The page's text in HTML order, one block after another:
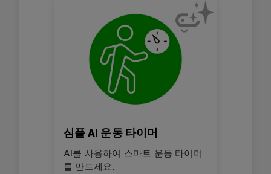
심플 AI 운동 타이머
AI를 사용하여 스마트 운동 타이머
를 만드세요.